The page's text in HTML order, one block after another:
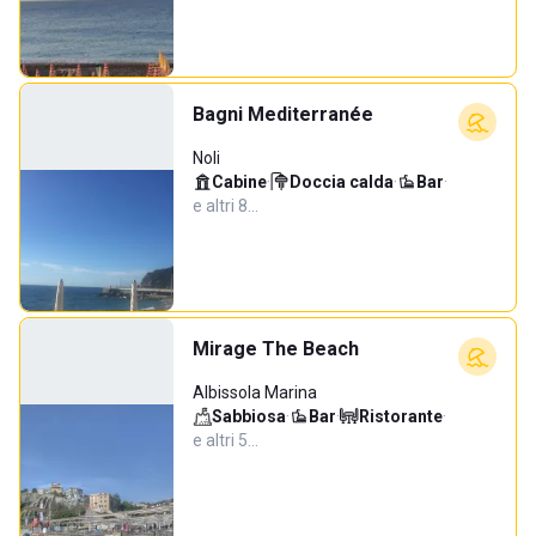
Bagni Mediterranée
Noli
Cabine· Doccia calda· Bar·
e altri 8…
Mirage The Beach
Albissola Marina
Sabbiosa· Bar· Ristorante·
e altri 5…